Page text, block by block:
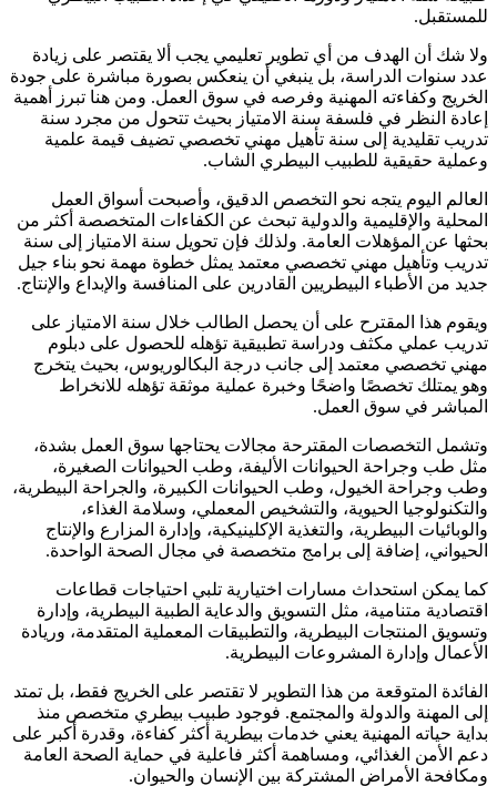
للمستقبل.
ولا شك أن الهدف من أي تطوير تعليمي يجب ألا يقتصر على زيادة
عدد سنوات الدراسة، بل ينبغي أن ينعكس بصورة مباشرة على جودة
الخريج وكفاءته المهنية وفرصه في سوق العمل. ومن هنا تبرز أهمية
إعادة النظر في فلسفة سنة الامتياز بحيث تتحول من مجرد سنة
تدريب تقليدية إلى سنة تأهيل مهني تخصصي تضيف قيمة علمية
وعملية حقيقية للطبيب البيطري الشاب.
العالم اليوم يتجه نحو التخصص الدقيق، وأصبحت أسواق العمل
المحلية والإقليمية والدولية تبحث عن الكفاءات المتخصصة أكثر من
بحثها عن المؤهلات العامة. ولذلك فإن تحويل سنة الامتياز إلى سنة
تدريب وتأهيل مهني تخصصي معتمد يمثل خطوة مهمة نحو بناء جيل
جديد من الأطباء البيطريين القادرين على المنافسة والإبداع والإنتاج.
ويقوم هذا المقترح على أن يحصل الطالب خلال سنة الامتياز على
تدريب عملي مكثف ودراسة تطبيقية تؤهله للحصول على دبلوم
مهني تخصصي معتمد إلى جانب درجة البكالوريوس، بحيث يتخرج
وهو يمتلك تخصصًا واضحًا وخبرة عملية موثقة تؤهله للانخراط
المباشر في سوق العمل.
وتشمل التخصصات المقترحة مجالات يحتاجها سوق العمل بشدة،
مثل طب وجراحة الحيوانات الأليفة، وطب الحيوانات الصغيرة،
وطب وجراحة الخيول، وطب الحيوانات الكبيرة، والجراحة البيطرية،
والتكنولوجيا الحيوية، والتشخيص المعملي، وسلامة الغذاء،
والوبائيات البيطرية، والتغذية الإكلينيكية، وإدارة المزارع والإنتاج
الحيواني، إضافة إلى برامج متخصصة في مجال الصحة الواحدة.
كما يمكن استحداث مسارات اختيارية تلبي احتياجات قطاعات
اقتصادية متنامية، مثل التسويق والدعاية الطبية البيطرية، وإدارة
وتسويق المنتجات البيطرية، والتطبيقات المعملية المتقدمة، وريادة
الأعمال وإدارة المشروعات البيطرية.
الفائدة المتوقعة من هذا التطوير لا تقتصر على الخريج فقط، بل تمتد
إلى المهنة والدولة والمجتمع. فوجود طبيب بيطري متخصص منذ
بداية حياته المهنية يعني خدمات بيطرية أكثر كفاءة، وقدرة أكبر على
دعم الأمن الغذائي، ومساهمة أكثر فاعلية في حماية الصحة العامة
ومكافحة الأمراض المشتركة بين الإنسان والحيوان.